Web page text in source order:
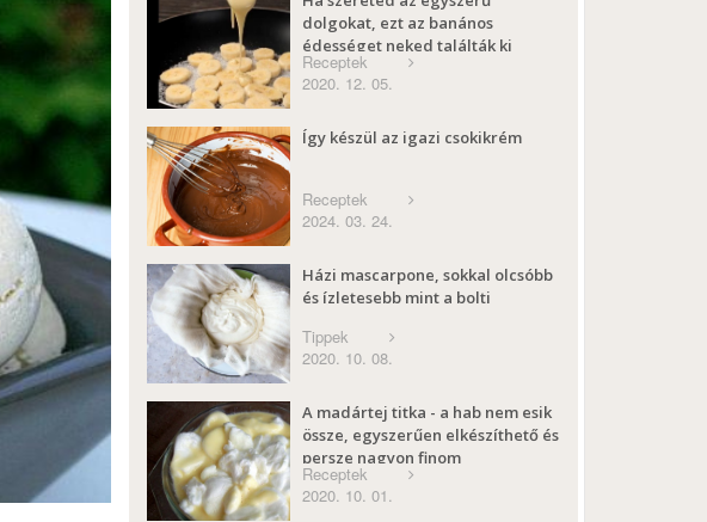
dolgokat, ezt az banános
édességet neked találták ki
Receptek
2020. 12. 05.
Így készül az igazi csokikrém
Receptek
2024. 03. 24.
Házi mascarpone, sokkal olcsóbb
és ízletesebb mint a bolti
Tippek
2020. 10. 08.
A madártej titka - a hab nem esik
össze, egyszerűen elkészíthető és
persze nagyon finom
Receptek
2020. 10. 01.